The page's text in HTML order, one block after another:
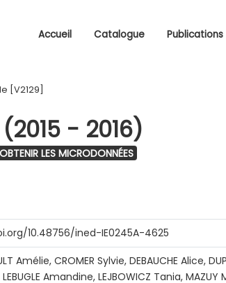
Accueil Catalogue Publications
[V2129]
- 2016)
LES MICRODONNÉES
10.48756/ined-IE0245A-4625
Amélie, CROMER Sylvie, DEBAUCHE Alice,
Amandine, LEJBOWICZ Tania,